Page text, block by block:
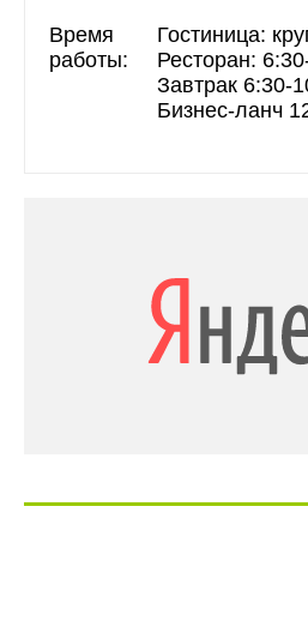
Время
работы:
Гостиница:
Ресторан:
Завтрак 6:30-
Бизнес-ланч